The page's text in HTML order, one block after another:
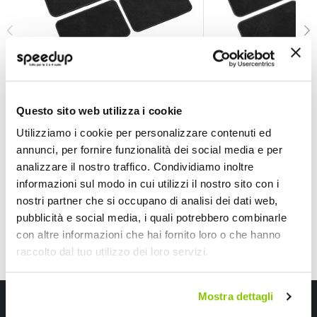
Questo sito web utilizza i cookie
Utilizziamo i cookie per personalizzare contenuti ed
annunci, per fornire funzionalità dei social media e per
analizzare il nostro traffico. Condividiamo inoltre
informazioni sul modo in cui utilizzi il nostro sito con i
nostri partner che si occupano di analisi dei dati web,
pubblicità e social media, i quali potrebbero combinarle
con altre informazioni che hai fornito loro o che hanno
raccolto dal tuo utilizzo dei loro servizi.
Mostra dettagli
Nero PF-4 69x48 + 48x30cm
Prezzo
speciale
25,70 € -23%
Prezzo
speciale
25,70 € -23%
Iscriviti alla newsletter Speedup